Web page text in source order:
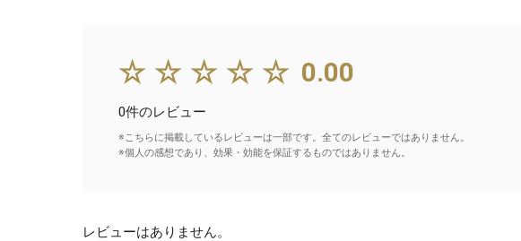
☆☆☆☆☆ 0.00
0件のレビュー
※こちらに掲載しているレビューは一部です。全てのレビューではありません。
※個人の感想であり、効果・効能を保証するものではありません。
レビューはありません。